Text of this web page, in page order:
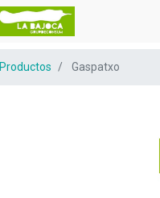
Productos Gaspatxo